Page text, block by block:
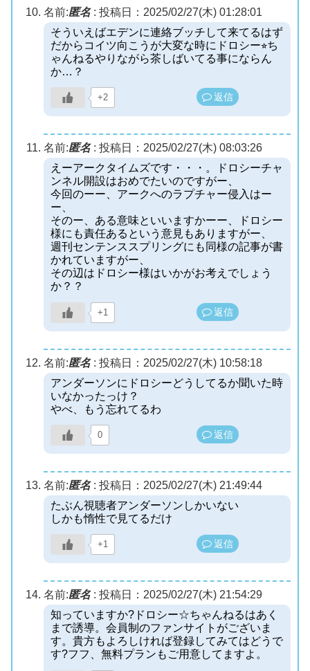
名前:匿名: 投稿日：2025/02/27(木) 01:28:01
そういえばエデンに連絡ブッチして来てるはず
だからコイツ向こうが大変な時にドロシー⭐︎ち
ゃんねるやりながら茶しばいてる事にならん
か…？
+2 返信
名前:匿名: 投稿日：2025/02/27(木) 08:03:26
えーアークタイムズです・・・。ドロシーチャ
ンネル開設はおめでたいのですがー、
今回のーー、アークへのラプチャー侵入はー
ー、
そのー、ある意味といいますかーー、ドロシー
様にも責任あるという意見もありますがー、
週刊センテンススプリングにも同様の記事が書
かれていますがー、
その辺はドロシー様はいかがお考えでしょう
か？？
+1 返信
名前:匿名: 投稿日：2025/02/27(木) 10:58:18
アンダーソンにドロシーどうしてるか聞いた時
いなかったっけ？
やべ、もう忘れてるわ
0 返信
名前:匿名: 投稿日：2025/02/27(木) 21:49:44
たぶん視聴者アンダーソンしかいない
しかも惰性で見てるだけ
+1 返信
名前:匿名: 投稿日：2025/02/27(木) 21:54:29
知っていますか?ドロシー☆ちゃんねるはあく
まで誘導。会員制のファンサイトがございま
す。貴方もよろしければ登録してみてはどうで
す?フフ、無料プランもご用意してますよ。